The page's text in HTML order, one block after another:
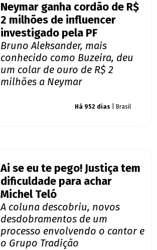
Neymar ganha cordão de R$
2 milhões de influencer
investigado pela PF
Bruno Aleksander, mais
conhecido como Buzeira, deu
um colar de ouro de R$ 2
milhões a Neymar
Há 952 dias | Brasil
Ai se eu te pego! Justiça tem
dificuldade para achar
Michel Teló
A coluna descobriu, novos
desdobramentos de um
processo envolvendo o cantor e
o Grupo Tradição